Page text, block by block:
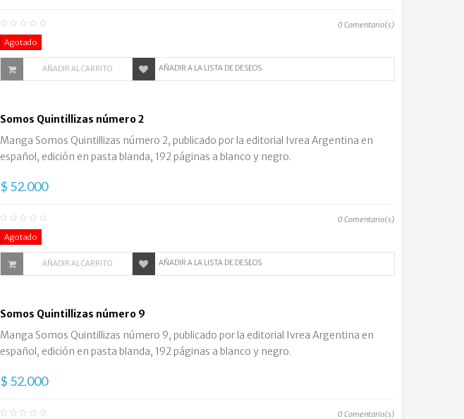
0Comentario(s)
Agotado
AÑADIR AL CARRITO AÑADIR A LA LISTA DE DESEOS
Somos Quintillizas número 2
Manga Somos Quintillizas número 2, publicado por la editorial Ivrea Argentina en
español, edición en pasta blanda, 192 páginas a blanco y negro.
$ 52.000
0Comentario(s)
Agotado
AÑADIR AL CARRITO AÑADIR A LA LISTA DE DESEOS
Somos Quintillizas número 9
Manga Somos Quintillizas número 9, publicado por la editorial Ivrea Argentina en
español, edición en pasta blanda, 192 páginas a blanco y negro.
$ 52.000
0Comentario(s)